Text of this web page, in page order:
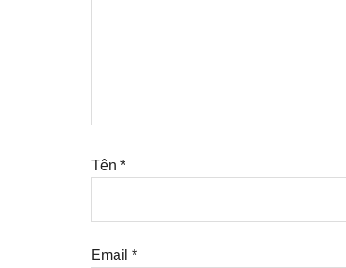
Tên *
Email *